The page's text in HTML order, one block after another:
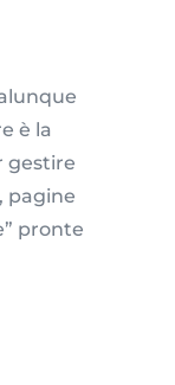
è la
gestire
pagine
pronte